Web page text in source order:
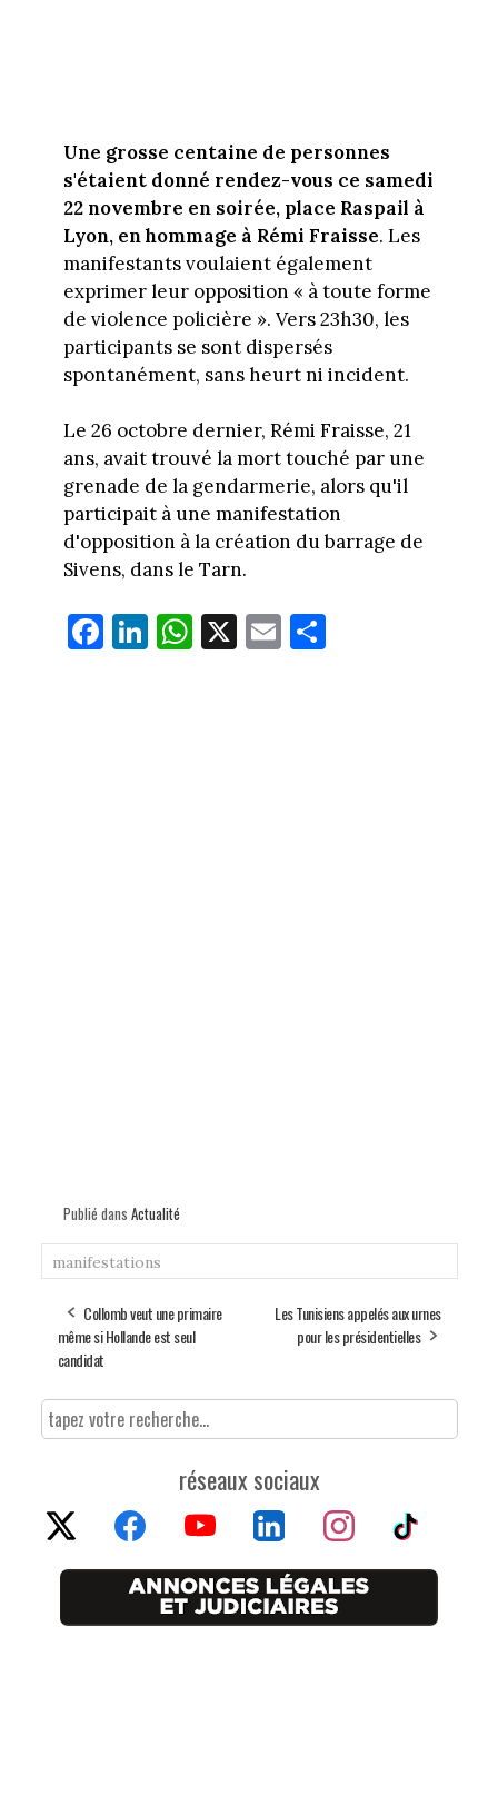
Une grosse centaine de personnes
s'étaient donné rendez-vous ce samedi
22 novembre en soirée, place Raspail à
Lyon, en hommage à Rémi Fraisse. Les
manifestants voulaient également
exprimer leur opposition « à toute forme
de violence policière ». Vers 23h30, les
participants se sont dispersés
spontanément, sans heurt ni incident.
Le 26 octobre dernier, Rémi Fraisse, 21
ans, avait trouvé la mort touché par une
grenade de la gendarmerie, alors qu'il
participait à une manifestation
d'opposition à la création du barrage de
Sivens, dans le Tarn.
Fa
ce
Li
nk
W
ha
X E
m
Pa
rt
Publié dans Actualité
manifestations
Collomb veut une primaire
même si Hollande est seul
candidat
Les Tunisiens appelés aux urnes
pour les présidentielles
réseaux sociaux